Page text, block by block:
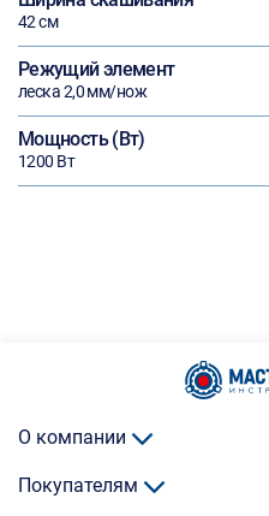
42 см
Режущий элемент
леска 2,0 мм/нож
Мощность (Вт)
1200 Вт
О компании
Покупателям